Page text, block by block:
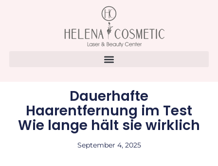
Dauerhafte
Haarentfernung im Test
Wie lange hält sie wirklich
September 4, 2025